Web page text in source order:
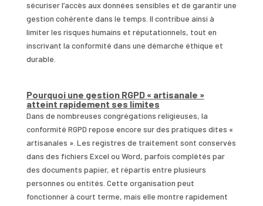
sécuriser l’accès aux données sensibles et de garantir une
gestion cohérente dans le temps. Il contribue ainsi à
limiter les risques humains et réputationnels, tout en
inscrivant la conformité dans une démarche éthique et
durable.
Pourquoi une gestion RGPD « artisanale »
atteint rapidement ses limites
Dans de nombreuses congrégations religieuses, la
conformité RGPD repose encore sur des pratiques dites «
artisanales ». Les registres de traitement sont conservés
dans des fichiers Excel ou Word, parfois complétés par
des documents papier, et répartis entre plusieurs
personnes ou entités. Cette organisation peut
fonctionner à court terme, mais elle montre rapidement